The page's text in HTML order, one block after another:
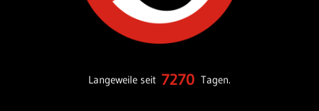
Langeweile seit 7270 Tagen.